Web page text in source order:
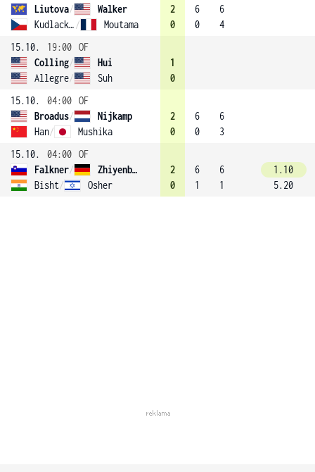
Liutova/
Walker
Kudlackova / Moutama
2
0
6
0
6
4
15.10.
19:00 OF
Colling/
Hui
Allegre/ Suh
1
0
15.10.
04:00 OF
Broadus/
Nijkamp
Han/ Mushika
2
0
6
0
6
3
15.10.
04:00 OF
Falkner/
Zhiyenbayeva
Bisht/ Osher
2
0
6
1
6
1
1.10
5.20